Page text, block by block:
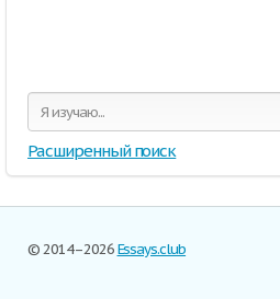
Расширенный поиск
© 2014–2026Essays.club